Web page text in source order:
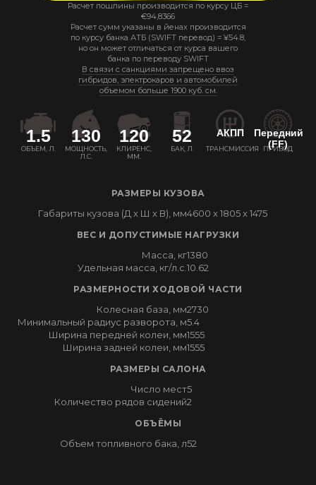
ОБЪЕМ, Л.
1.5
МОЩНОСТЬ,
Л.С.
130
КЛИРЕНС,
ММ.
120
БАК, Л.
52
ТРАНСМИССИЯ
АКПП
ПРИВОД
Передний
(FF)
РАЗМЕРЫ КУЗОВА
Габариты кузова (Д x Ш x В), мм4600 x 1805 x 1475
ВЕС И ДОПУСТИМЫЕ НАГРУЗКИ
Масса, кг1380
Удельная масса, кг/л.с. 10.62
РАЗМЕРНОСТИ ХОДОВОЙ ЧАСТИ
Колесная база, мм2730
Минимальный радиус разворота, м5.4
Ширина передней колеи, мм1555
Ширина задней колеи, мм1555
РАЗМЕРЫ САЛОНА
Число мест5
Количество рядов сидений2
ОБЪЁМЫ
Объем топливного бака, л52
Расчет пошлины производится по курсу ЦБ =
€94,8366
Расчет сумм указаны в йенах производится
по курсу банка АТБ (SWIFT перевод) = ¥54.8,
но он может отличаться от курса вашего
банка по переводу SWIFT
В связи с санкциями запрещено ввоз
гибридов, электрокаров и автомобилей
объемом больше 1900 куб. см.